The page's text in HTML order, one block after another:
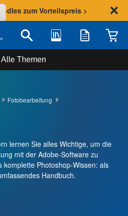
zum Vorteilspreis >
Suche Bibliothek Merkliste
Alle Themen
Fotobearbeitung
lernen Sie alles Wichtige, um die
mit der Adobe-Software zu
Photoshop-Wissen: als
Handbuch.